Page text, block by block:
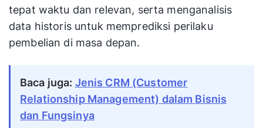
tepat waktu dan relevan, serta menganalisis
data historis untuk memprediksi perilaku
pembelian di masa depan.
Baca juga: Jenis CRM (Customer
Relationship Management) dalam Bisnis
dan Fungsinya